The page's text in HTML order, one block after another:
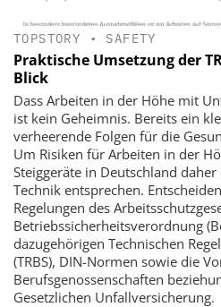
TOPSTORY • SAFETY
Praktische Umsetzung der
Blick
Dass Arbeiten in der Höhe mit
ist kein Geheimnis. Bereits ein
verheerende Folgen für die
Um Risiken für Arbeiten in der
Steiggeräte in Deutschland
Technik entsprechen.
Regelungen des
Betriebssicherheitsverordnung
dazugehörigen Technischen
(TRBS), DIN-Normen sowie die
Berufsgenossenschaften
Gesetzlichen Unfallversicherung.